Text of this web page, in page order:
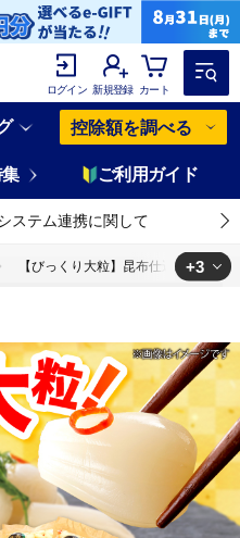
ログイン 新規登録 カート
控除額を調べる
ご利用ガイド
ステム連携に関して
【びっくり大粒】昆布仕込み！さ
【びっくり大粒】昆布仕込み！
ほかの漬物 【びっくり大
+3